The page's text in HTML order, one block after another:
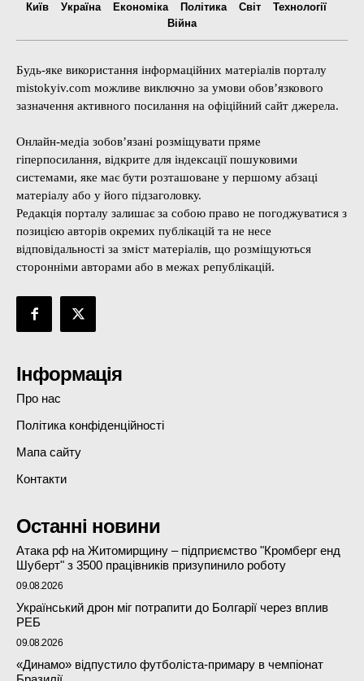
Київ Україна Економіка Політика Світ
Технології
Війна
Будь-яке використання інформаційних матеріалів порталу
mistokyiv.com можливе виключно за умови обов’язкового
зазначення активного посилання на офіційний сайт джерела.
Онлайн-медіа зобов’язані розміщувати пряме
гіперпосилання, відкрите для індексації пошуковими
системами, яке має бути розташоване у першому абзаці
матеріалу або у його підзаголовку.
Редакція порталу залишає за собою право не погоджуватися з
позицією авторів окремих публікацій та не несе
відповідальності за зміст матеріалів, що розміщуються
сторонніми авторами або в межах републікацій.
Інформація
Про нас
Політика конфіденційності
Мапа сайту
Контакти
Останні новини
Атака рф на Житомирщину – підприємство "Кромберг енд
Шуберт" з 3500 працівників призупинило роботу
09.08.2026
Український дрон міг потрапити до Болгарії через вплив
РЕБ
09.08.2026
«Динамо» відпустило футболіста-примару в чемпіонат